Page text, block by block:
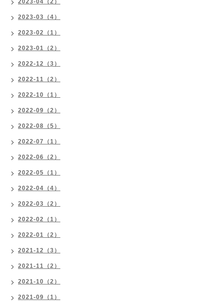
2023-04（2）
2023-03（4）
2023-02（1）
2023-01（2）
2022-12（3）
2022-11（2）
2022-10（1）
2022-09（2）
2022-08（5）
2022-07（1）
2022-06（2）
2022-05（1）
2022-04（4）
2022-03（2）
2022-02（1）
2022-01（2）
2021-12（3）
2021-11（2）
2021-10（2）
2021-09（1）